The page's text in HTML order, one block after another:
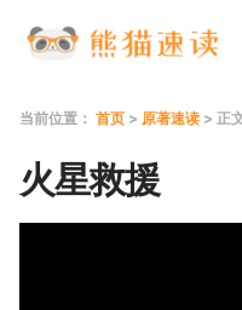
当前位置： 首页 > 原著速读 > 正
火星救援